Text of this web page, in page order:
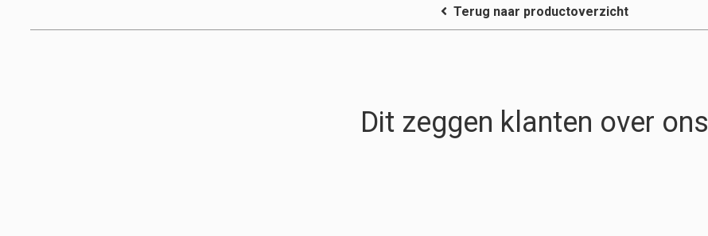
Terug naar productoverzicht
Dit zeggen klanten over ons